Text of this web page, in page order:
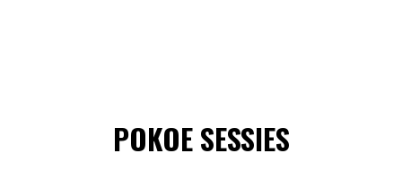
POKOE SESSIES